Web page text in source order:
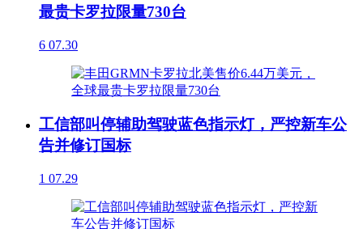
最贵卡罗拉限量730台
6 07.30
工信部叫停辅助驾驶蓝色指示灯，严控新车公
告并修订国标
1 07.29